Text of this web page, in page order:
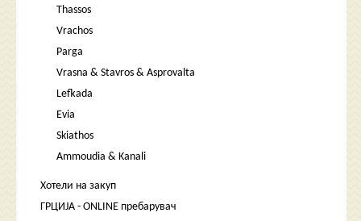
Thassos
Vrachos
Parga
Vrasna & Stavros & Asprovalta
Lefkada
Evia
Skiathos
Ammoudia & Kanali
Хотели на закуп
ГРЦИЈА - ONLINE пребарувач